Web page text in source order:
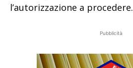
l’autorizzazione a procedere.
Pubblicità